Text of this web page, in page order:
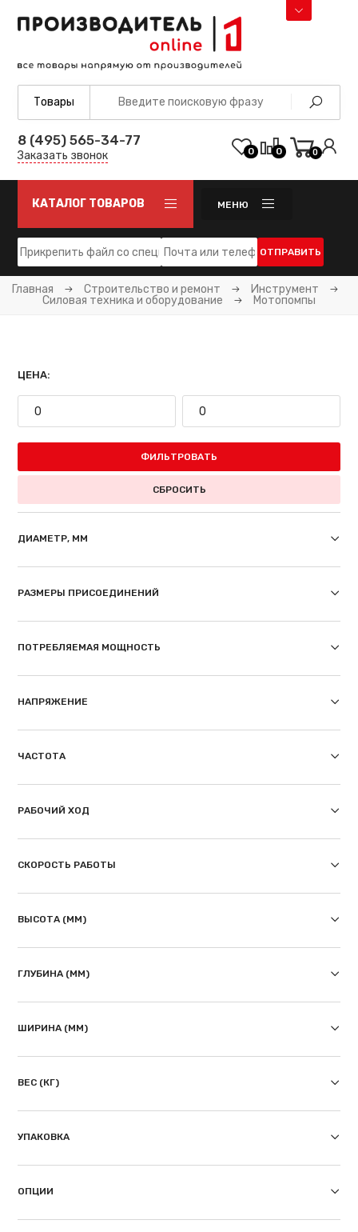
8 (495) 565-34-77
Заказать звонок 0 0 0
КАТАЛОГ ТОВАРОВ МЕНЮ
ОТПРАВИТЬ
Главная Строительство и ремонт
Инструмент
Силовая техника и оборудование
Мотопомпы
ЦЕНА:
ФИЛЬТРОВАТЬ
СБРОСИТЬ
ДИАМЕТР, ММ
РАЗМЕРЫ ПРИСОЕДИНЕНИЙ
ПОТРЕБЛЯЕМАЯ МОЩНОСТЬ
НАПРЯЖЕНИЕ
ЧАСТОТА
РАБОЧИЙ ХОД
СКОРОСТЬ РАБОТЫ
ВЫСОТА (ММ)
ГЛУБИНА (ММ)
ШИРИНА (ММ)
ВЕС (КГ)
УПАКОВКА
ОПЦИИ